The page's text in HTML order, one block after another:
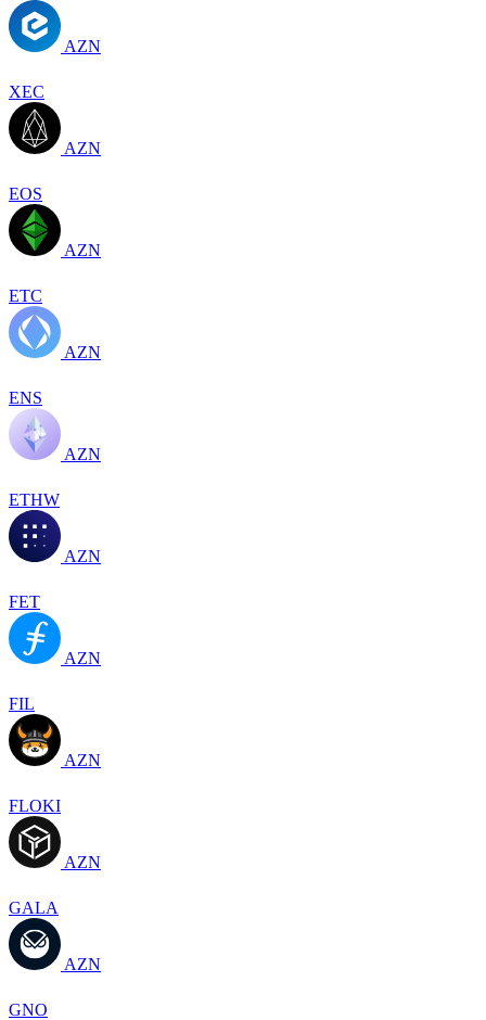
AZN
XEC
AZN
EOS
AZN
ETC
AZN
ENS
AZN
ETHW
AZN
FET
AZN
FIL
AZN
FLOKI
AZN
GALA
AZN
GNO